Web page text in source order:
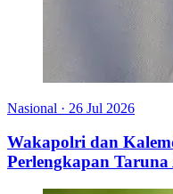
Nasional · 26 Jul 2026
Wakapolri dan
Perlengkapan